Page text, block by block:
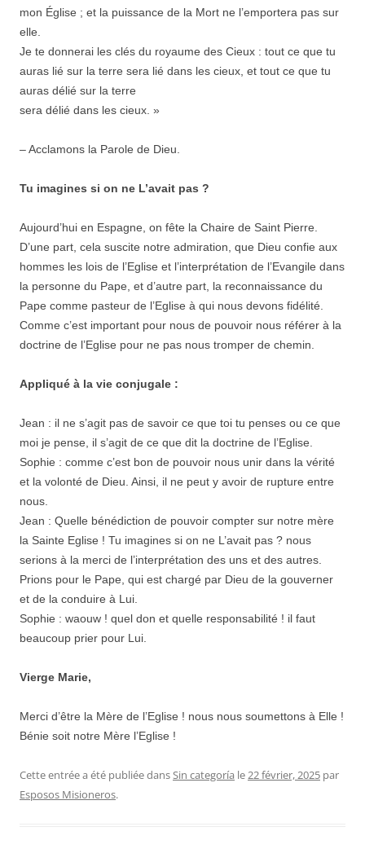
mon Église ; et la puissance de la Mort ne l’emportera pas sur
elle.
Je te donnerai les clés du royaume des Cieux : tout ce que tu
auras lié sur la terre sera lié dans les cieux, et tout ce que tu
auras délié sur la terre
sera délié dans les cieux. »
– Acclamons la Parole de Dieu.
Tu imagines si on ne L’avait pas ?
Aujourd’hui en Espagne, on fête la Chaire de Saint Pierre.
D’une part, cela suscite notre admiration, que Dieu confie aux
hommes les lois de l’Eglise et l’interprétation de l’Evangile dans
la personne du Pape, et d’autre part, la reconnaissance du
Pape comme pasteur de l’Eglise à qui nous devons fidélité.
Comme c’est important pour nous de pouvoir nous référer à la
doctrine de l’Eglise pour ne pas nous tromper de chemin.
Appliqué à la vie conjugale :
Jean : il ne s’agit pas de savoir ce que toi tu penses ou ce que
moi je pense, il s’agit de ce que dit la doctrine de l’Eglise.
Sophie : comme c’est bon de pouvoir nous unir dans la vérité
et la volonté de Dieu. Ainsi, il ne peut y avoir de rupture entre
nous.
Jean : Quelle bénédiction de pouvoir compter sur notre mère
la Sainte Eglise ! Tu imagines si on ne L’avait pas ? nous
serions à la merci de l’interprétation des uns et des autres.
Prions pour le Pape, qui est chargé par Dieu de la gouverner
et de la conduire à Lui.
Sophie : waouw ! quel don et quelle responsabilité ! il faut
beaucoup prier pour Lui.
Vierge Marie,
Merci d’être la Mère de l’Eglise ! nous nous soumettons à Elle !
Bénie soit notre Mère l’Eglise !
Cette entrée a été publiée dansSin categoría le22 février, 2025 par
Esposos Misioneros.